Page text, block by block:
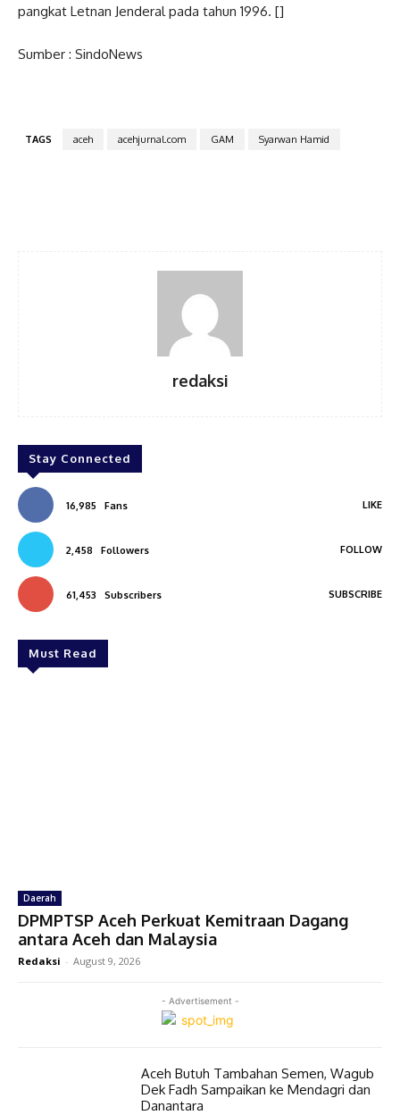
pangkat Letnan Jenderal pada tahun 1996. []
Sumber : SindoNews
TAGS aceh acehjurnal.com GAM Syarwan Hamid
redaksi
Stay Connected
16,985 Fans LIKE
2,458 Followers FOLLOW
61,453 Subscribers SUBSCRIBE
Must Read
Daerah
DPMPTSP Aceh Perkuat Kemitraan Dagang
antara Aceh dan Malaysia
Redaksi - August 9, 2026
- Advertisement -
Aceh Butuh Tambahan Semen, Wagub
Dek Fadh Sampaikan ke Mendagri dan
Danantara